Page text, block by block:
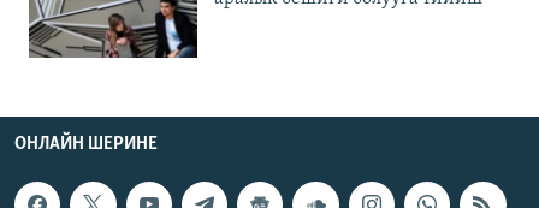
ОНЛАЙН ШЕРИНЕ